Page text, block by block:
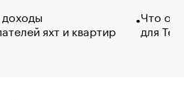
яхт и квартир
Что
для